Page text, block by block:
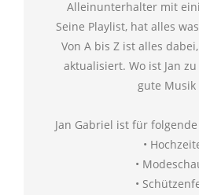
Alleinunterhalter mit
Seine Playlist, hat alles
Von A bis Z ist alles
aktualisiert. Wo ist Jan
gute Musik
Jan Gabriel ist für
•
•
•